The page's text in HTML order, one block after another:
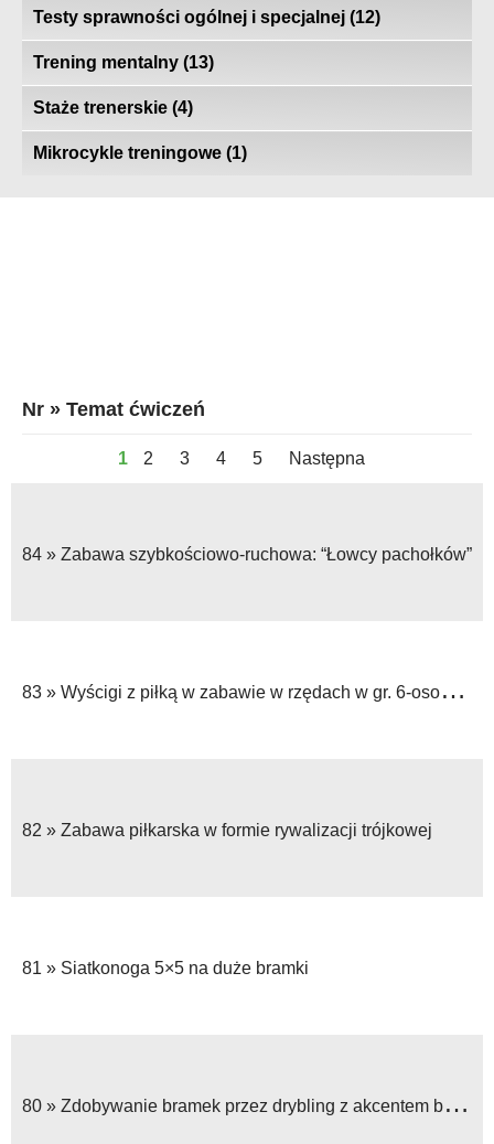
Testy sprawności ogólnej i specjalnej (12)
Trening mentalny (13)
Staże trenerskie (4)
Mikrocykle treningowe (1)
Nr » Temat ćwiczeń
1 2 3 4 5 Następna
84 » Zabawa szybkościowo-ruchowa: “Łowcy pachołków”
83 » Wyścigi z piłką w zabawie w rzędach w gr. 6-osobowych
82 » Zabawa piłkarska w formie rywalizacji trójkowej
81 » Siatkonoga 5×5 na duże bramki
80 » Zdobywanie bramek przez drybling z akcentem bronienia w grze zabawowej – Polowanie